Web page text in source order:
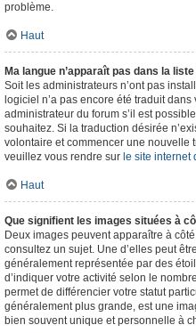
problème.
Haut
Ma langue n’apparaît pas dans la liste
Soit les administrateurs n’ont pas
logiciel n’a pas encore été traduit
administrateur du forum s’il est
souhaitez. Si la traduction désirée
volontaire et commencer une nouvelle
veuillez vous rendre sur le site internet
Haut
Que signifient les images situées à
Deux images peuvent apparaître à
consultez un sujet. Une d’elles peut
généralement représentée par des
d’indiquer votre activité selon le
permet de différencier votre statut
généralement plus grande, est une
bien souvent unique et personnelle à